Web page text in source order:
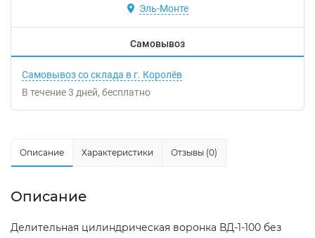
Эль-Монте
Самовывоз
Самовывоз со склада в г. Королёв
В течение3 дней Бесплатно
Описание Характеристики Отзывы (0)
Описание
Делительная цилиндрическая воронка ВД-1-100 без